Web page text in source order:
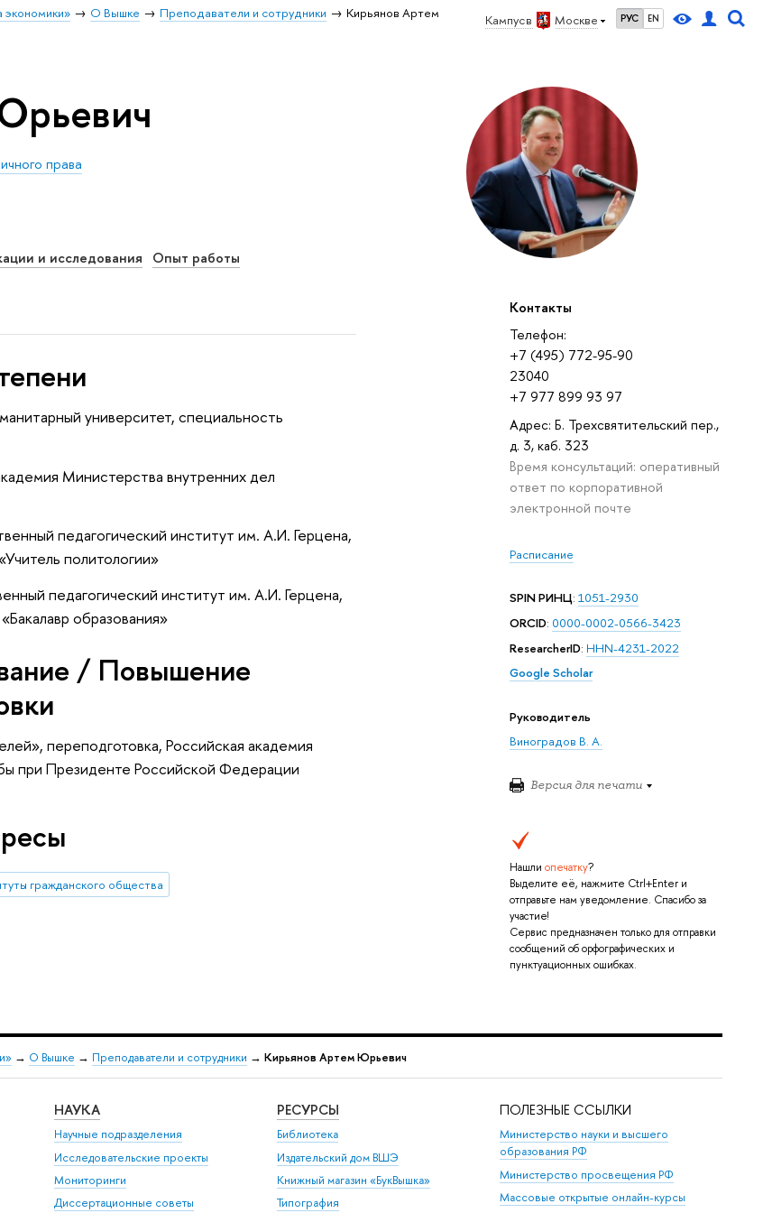
Кампус в Москве РУС EN
экономики» О Вышке Преподаватели и сотрудники
Кирьянов Артем
Контакты
Телефон:
+7 (495) 772-95-90
23040
+7 977 899 93 97
Адрес: Б. Трехсвятительский пер.,
д. 3, каб. 323
Время консультаций: оперативный
ответ по корпоративной
электронной почте
Расписание
SPIN РИНЦ: 1051-2930
ORCID: 0000-0002-0566-3423
ResearcherID: HHN-4231-2022
Google Scholar
Руководитель
Виноградов В. А.
Версия для печати
Нашли опечатку?
Выделите её, нажмите Ctrl+Enter и
отправьте нам уведомление. Спасибо за
участие!
Сервис предназначен только для отправки
сообщений об орфографических и
пунктуационных ошибках.
права
и исследования
Опыт работы
университет, специальность
Министерства внутренних дел
педагогический институт им. А.И. Герцена,
политологии»
педагогический институт им. А.И. Герцена,
образования»
/ Повышение
, переподготовка, Российская академия
при Президенте Российской Федерации
гражданского общества
→ О Вышке → Преподаватели и сотрудники → Кирьянов Артем Юрьевич
НАУКА
Научные подразделения
Исследовательские проекты
Мониторинги
Диссертационные советы
РЕСУРСЫ
Библиотека
Издательский дом ВШЭ
Книжный магазин «БукВышка»
Типография
ПОЛЕЗНЫЕ ССЫЛКИ
Министерство науки и высшего
образования РФ
Министерство просвещения РФ
Массовые открытые онлайн-курсы